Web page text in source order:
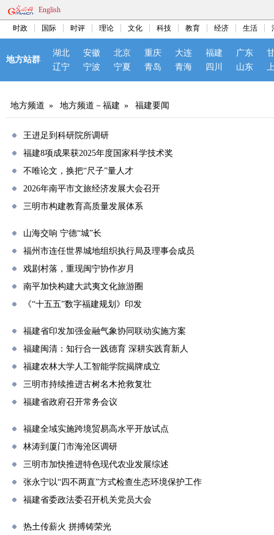
English
时政 国际 时评 理论 文化 科技 教育 经济 生活
地方站群
湖北 安徽 北京 重庆 大连 福建 广东
辽宁
宁波 宁夏 青岛 青海 四川 山东
地方频道 » 地方频道－福建 » 福建要闻
王进足到科研院所调研
福建8项成果获2025年度国家科学技术奖
不唯论文，换把“尺子”量人才
2026年南平市文旅经济发展大会召开
三明市构建教育高质量发展体系
山海交响 宁德“城”长
福州市连任世界城地组织执行局及理事会成员
戏剧村落，重现闽宁协作岁月
南平加快构建大武夷文化旅游圈
《“十五五”数字福建规划》印发
福建省印发加强金融气象协同联动实施方案
福建闽清：知行合一践德育 深耕实践育新人
福建农林大学人工智能学院揭牌成立
三明市持续推进古树名木抢救复壮
福建省政府召开常务会议
福建全域实施跨境贸易高水平开放试点
林涛到厦门市海沧区调研
三明市加快推进特色现代农业发展综述
张永宁以“四不两直”方式检查生态环境保护工作
福建省委政法委召开机关党员大会
热土传薪火 拼搏铸荣光